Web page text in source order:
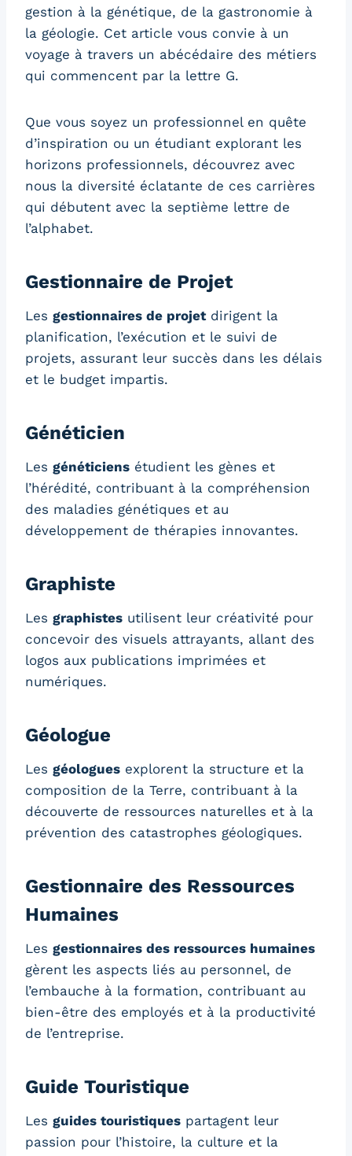
gestion à la génétique, de la gastronomie à
la géologie. Cet article vous convie à un
voyage à travers un abécédaire des métiers
qui commencent par la lettre G.
Que vous soyez un professionnel en quête
d’inspiration ou un étudiant explorant les
horizons professionnels, découvrez avec
nous la diversité éclatante de ces carrières
qui débutent avec la septième lettre de
l’alphabet.
Gestionnaire de Projet
Les gestionnaires de projetdirigent la
planification, l’exécution et le suivi de
projets, assurant leur succès dans les délais
et le budget impartis.
Généticien
Les généticiens étudient les gènes et
l’hérédité, contribuant à la compréhension
des maladies génétiques et au
développement de thérapies innovantes.
Graphiste
Les graphistes utilisent leur créativité pour
concevoir des visuels attrayants, allant des
logos aux publications imprimées et
numériques.
Géologue
Les géologues explorent la structure et la
composition de la Terre, contribuant à la
découverte de ressources naturelles et à la
prévention des catastrophes géologiques.
Gestionnaire des Ressources
Humaines
Les gestionnaires des ressources humaines
gèrent les aspects liés au personnel, de
l’embauche à la formation, contribuant au
bien-être des employés et à la productivité
de l’entreprise.
Guide Touristique
Les guides touristiques partagent leur
passion pour l’histoire, la culture et la